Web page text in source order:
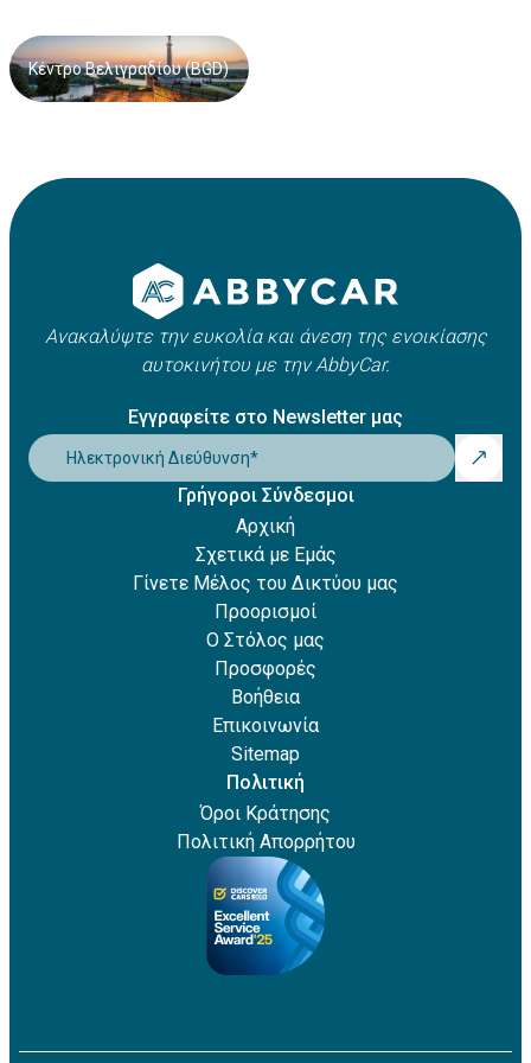
Μετά την ολοκλήρωση της διαδικασίας, θα λάβετε την
επιβεβαίωση της κράτησής σας μέσω email.
Κέντρο Βελιγραδίου (BGD)
Ανακαλύψτε την ευκολία και άνεση της ενοικίασης
αυτοκινήτου με την AbbyCar.
Εγγραφείτε στο Newsletter μας
Ηλεκτρονική Διεύθυνση*
Γρήγοροι Σύνδεσμοι
Αρχική
Σχετικά με Εμάς
Γίνετε Μέλος του Δικτύου μας
Προορισμοί
Ο Στόλος μας
Προσφορές
Βοήθεια
Επικοινωνία
Sitemap
Πολιτική
Όροι Κράτησης
Πολιτική Απορρήτου